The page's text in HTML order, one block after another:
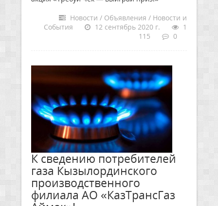
Новости / Объявления / Новости и
События
12 сентябрь 2020 г.
1
115
0
К сведению потребителей
газа Кызылординского
производственного
филиала АО «КазТрансГаз